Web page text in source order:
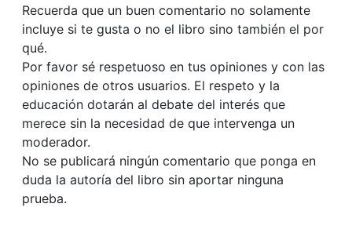
Recuerda que un buen comentario no solamente
incluye si te gusta o no el libro sino también el por
qué.
Por favor sé respetuoso en tus opiniones y con las
opiniones de otros usuarios. El respeto y la
educación dotarán al debate del interés que
merece sin la necesidad de que intervenga un
moderador.
No se publicará ningún comentario que ponga en
duda la autoría del libro sin aportar ninguna
prueba.